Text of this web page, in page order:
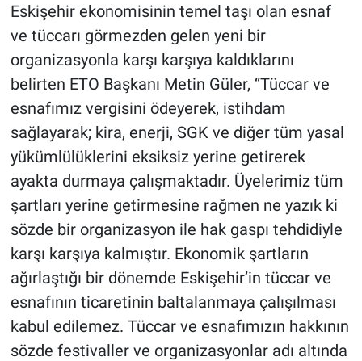
Eskişehir ekonomisinin temel taşı olan esnaf
ve tüccarı görmezden gelen yeni bir
organizasyonla karşı karşıya kaldıklarını
belirten ETO Başkanı Metin Güler, “Tüccar ve
esnafımız vergisini ödeyerek, istihdam
sağlayarak; kira, enerji, SGK ve diğer tüm yasal
yükümlülüklerini eksiksiz yerine getirerek
ayakta durmaya çalışmaktadır. Üyelerimiz tüm
şartları yerine getirmesine rağmen ne yazık ki
sözde bir organizasyon ile hak gaspı tehdidiyle
karşı karşıya kalmıştır. Ekonomik şartların
ağırlaştığı bir dönemde Eskişehir’in tüccar ve
esnafının ticaretinin baltalanmaya çalışılması
kabul edilemez. Tüccar ve esnafımızın hakkının
sözde festivaller ve organizasyonlar adı altında